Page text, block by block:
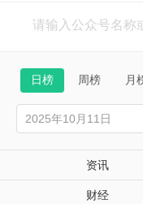
日榜 周榜 月
资讯
财经